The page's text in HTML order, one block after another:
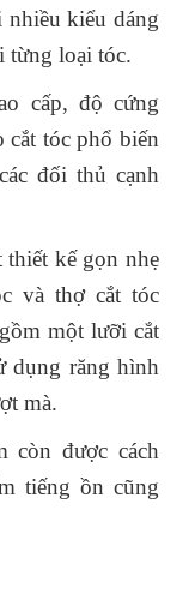
kiểu dáng
từng loại tóc.
cấp, độ cứng
cắt tóc phổ biến
đối thủ cạnh
thiết kế gọn nhẹ
và thợ cắt tóc
một lưỡi cắt
dụng răng hình
mà.
còn được cách
tiếng ồn cũng